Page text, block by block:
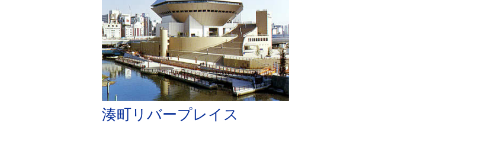
湊町リバープレイス